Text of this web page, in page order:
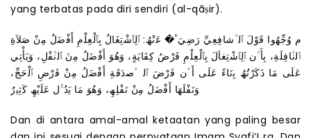
yang terbatas pada diri sendiri (al-qāṣir).
ﱠم وُﺟِّﮭُوا ﻗَوْلَ ٱﻟ ﱠﺷﺎﻓِﻌِﻲِّ رَﺿِﻲَ ﱠُ� ﻋَﻧْﮫُ: ٱﻟِﭑﺷْﺗِﻐَﺎلُ ﺑِﭑﻟْﻌِﻠْمِ أَﻓْﺿَلُ ﻣِنْ ﺻَﻼَةِ
ٱﻟﻧﱠﺎﻓِﻠَﺔِ، ﺑِﺄَ ﱠن ٱﻟِﭑﺷْﺗِﻐﺎَلَ ﺑِﭑﻟْﻌِﻠْمِ ﻓَرْضُ ﻛِﻔَﺎﯾَﺔٍ، وَھُوَ أَﻓْﺿَلُ ﻣِنَ ٱﻟﻧﱠﻔْلِ، وَﯾَﺄْﺗِﻲ
ﻋَﻠَﻰ ﻣَﺎ ذَﻛَرْﺗُﮫُ ﺑِﻧَﺎءً ﻋَﻠَﻰ أَ ﱠن ﻓَرْضَ ٱﻟ ﱠﺻدَﻗَﺔِ أَﻓْﺿَلُ ﻣِنْ ﻓَرْضِ ٱﻟْﺣَﺞِّ،
وَﻧَﻔْﻠَﮭَﺎ أَﻓْﺿَلُ ﻣِنْ ﻧَﻔْﻠِﮫِ، وَھُوَ ﻣَﺎ ﯾَدُ ﱡل ﻋَﻠَﯾْﮫِ ﻛَﺛِﯾرٌ
Dan di antara amal-amal ketaatan yang paling besar